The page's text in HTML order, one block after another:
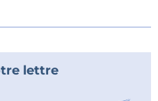
lettre